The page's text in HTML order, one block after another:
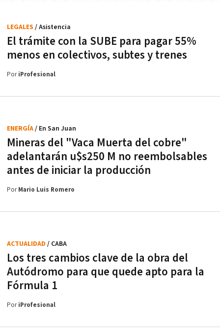
El trámite con la SUBE para pagar 55%
menos en colectivos, subtes y trenes
LEGALES / Asistencia
PoriProfesional
Mineras del "Vaca Muerta del cobre"
adelantarán u$s250 M no reembolsables
antes de iniciar la producción
ENERGÍA/ En San Juan
PorMario Luis Romero
Los tres cambios clave de la obra del
Autódromo para que quede apto para la
Fórmula 1
ACTUALIDAD / CABA
PoriProfesional